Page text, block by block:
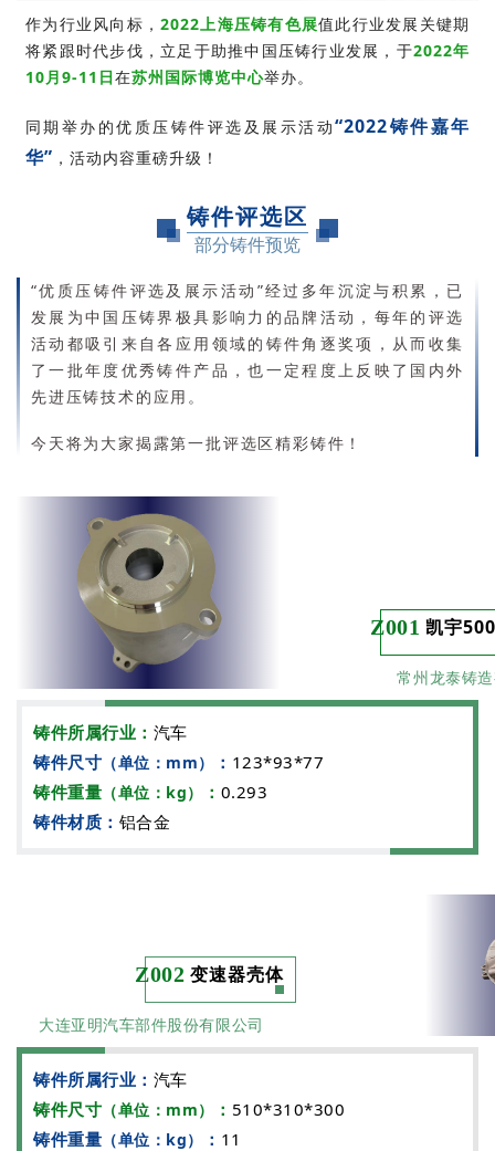
作为行业风向标， 2022上海压铸有色展值此行业发展关键期
将紧跟时代步伐，立足于助推中国压铸行业发展，于2022年
10月9-11日在苏州国际博览中心举办。
同期举办的优质压铸件评选及展示活动“2022铸件嘉年
华” ，活动内容重磅升级！
铸件评选区
部分铸件预览
“优质压铸件评选及展示活动”经过多年沉淀与积累，已
发展为中国压铸界极具影响力的品牌活动，每年的评选
活动都吸引来自各应用领域的铸件角逐奖项，从而收集
了一批年度优秀铸件产品，也一定程度上反映了国内外
先进压铸技术的应用。
今天将为大家揭露第一批评选区精彩铸件！
Z001 凯宇
常州龙泰铸
铸件所属行业： 汽车
铸件尺寸 （单位：mm） ： 123*93*77
铸件重量 （单位：kg） ： 0.293
铸件材质： 铝合金
Z002 变速器壳体
大连亚明汽车部件股份有限公司
铸件所属行业： 汽车
铸件尺寸 （单位：mm） ： 510*310*300
铸件重量 （单位：kg） ： 11